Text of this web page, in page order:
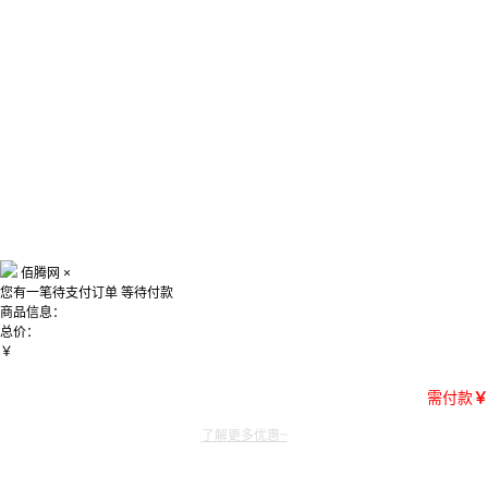
佰腾网 ×
您有一笔待支付订单 等待付款
商品信息：
总价：
￥
需付款￥
了解更多优惠~